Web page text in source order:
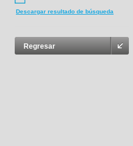
Descargar resultado de búsqueda
Regresar